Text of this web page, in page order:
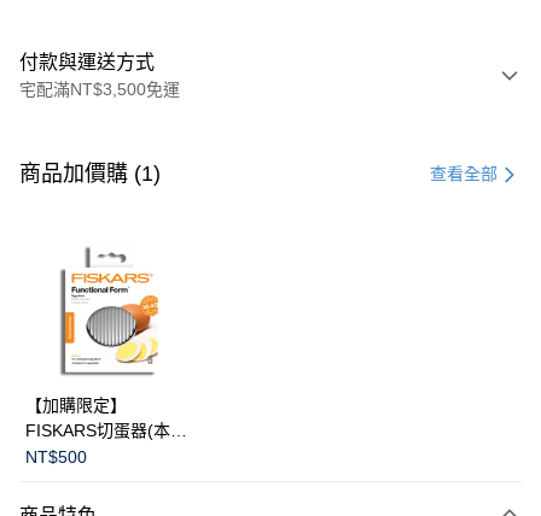
付款與運送方式
宅配滿NT$3,500免運
信用卡一次付款
3 期 0 利率 每期
合作金庫商業銀行
華南商業銀行
上海商業儲蓄銀行
國泰世華商業銀行
臺灣中小企業銀行
匯豐（台灣）商業銀行
聯邦商業銀行
元大商業銀行
LINE Pay
Apple Pay
運送方式
黑貓宅急便
商品加價購 (1) 查看全部
【加購限定】
FISKARS切蛋器(本商
品不提供破損保證)
NT$500